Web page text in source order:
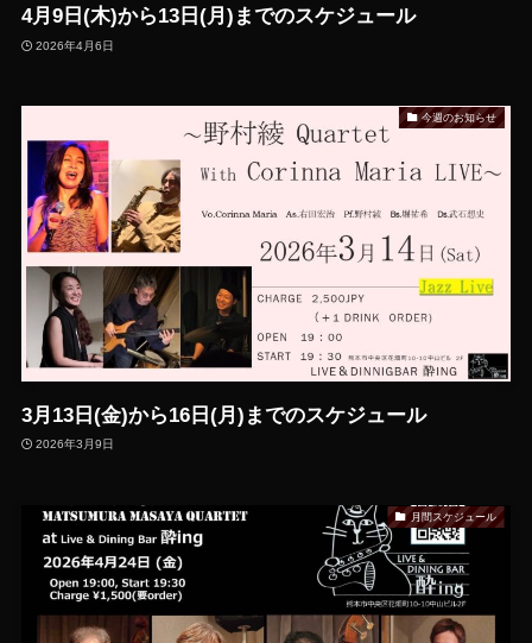
4月9日(木)から13日(月)までのスケジュール
2026年4月6日
今週のお知らせ
3月13日(金)から16日(月)までのスケジュール
2026年3月9日
月間スケジュール